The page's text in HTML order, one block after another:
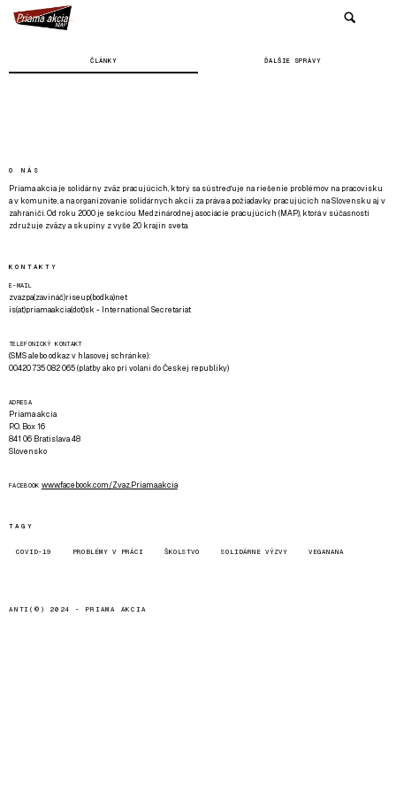
ČLÁNKY ĎALŠIE SPRÁVY
O NÁS
Priama akcia je solidárny zväz pracujúcich, ktorý sa sústreďuje na riešenie problémov na pracovisku
a v komunite, a na organizovanie solidárnych akcií za práva a požiadavky pracujúcich na Slovensku aj v
zahraničí. Od roku 2000 je sekciou Medzinárodnej asociácie pracujúcich (MAP), ktorá v súčasnosti
združuje zväzy a skupiny z vyše 20 krajín sveta.
KONTAKTY
E-MAIL
zvazpa(zavináč)riseup(bodka)net
is(at)priamaakcia(dot)sk - International Secretariat
TELEFONICKÝ KONTAKT
(SMS alebo odkaz v hlasovej schránke):
00420 735 082 065 (platby ako pri volaní do Českej republiky)
ADRESA
Priama akcia
P.O. Box 16
841 06 Bratislava 48
Slovensko
FACEBOOK www.facebook.com/Zvaz.Priama.akcia
TAGY
COVID-19 PROBLÉMY V PRÁCI ŠKOLSTVO SOLIDÁRNE VÝZVY VEGANANA
ANTI(©) 2024 - PRIAMA AKCIA